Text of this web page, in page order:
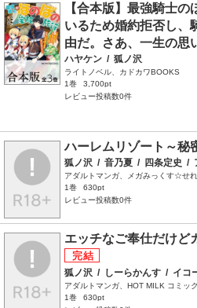
【合本版】最強騎士
いるため婚約拒否し、
由だ。さあ、一生の思
ハヤケン / 狐ノ沢
ライトノベル、カドカワBOOKS
1巻
3,700pt
レビュー投稿数0件
ハーレムリゾート～秘
狐ノ沢 / 音乃夏 / 四条定史 /
アダルトマンガ、メガみっくす☆せ
1巻
630pt
レビュー投稿数0件
エッチなご奉仕だけど
狐ノ沢 / しーらかんす / イコ
アダルトマンガ、HOT MILK コミッ
1巻
630pt